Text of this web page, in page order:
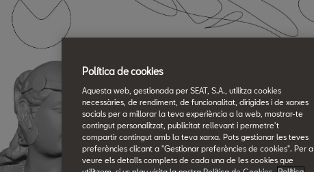
Política de cookies
Aquesta web, gestionada per SEAT, S.A., utilitza cookies
necessàries, de rendiment, de funcionalitat, dirigides i de xarxes
socials per a millorar la teva experiència a la web, mostrar-te
contingut personalitzat, publicitat rellevant i permetre't
compartir contingut amb la teva xarxa. Pots gestionar les teves
preferències clicant a "Gestionar preferències de cookies". Per a
veure els detalls complets de cada una de les cookies que